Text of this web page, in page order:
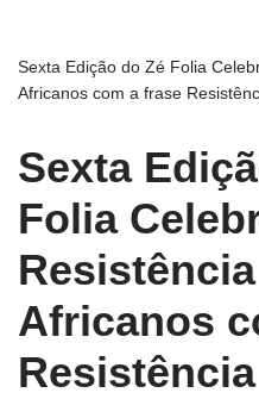
Sexta Edição do Zé Folia
Africanos com a frase
Sexta
Folia
Africanos